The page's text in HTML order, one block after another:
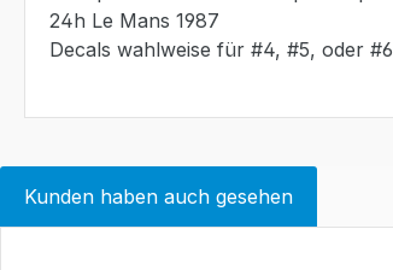
24h Le Mans 1987
Decals wahlweise für #4, #5, oder #6
Kunden haben auch gesehen